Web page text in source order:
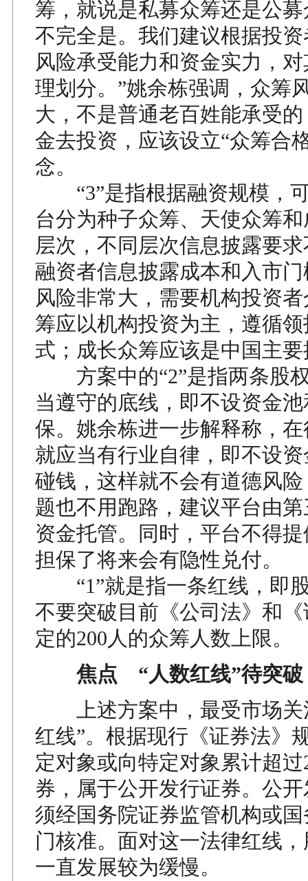
筹，就说是私募众筹还是公
不完全是。我们建议根据投
风险承受能力和资金实力，
理划分。”姚余栋强调，众筹
大，不是普通老百姓能承受
金去投资，应该设立“众筹合
念。
“3”是指根据融资规模，
台分为种子众筹、天使众筹
层次，不同层次信息披露要
融资者信息披露成本和入市
风险非常大，需要机构投资
筹应以机构投资为主，遵循
式；成长众筹应该是中国主
方案中的“2”是指两条股
当遵守的底线，即不设资金
保。姚余栋进一步解释称，
就应当有行业自律，即不设
碰钱，这样就不会有道德风
题也不用跑路，建议平台由
资金托管。同时，平台不得
担保了将来会有隐性兑付。
“1”就是指一条红线，即
不要突破目前《公司法》和
定的200人的众筹人数上限。
焦点 “人数红线”待突破
上述方案中，最受市场关
红线”。根据现行《证券法》
定对象或向特定对象累计超过
券，属于公开发行证券。公
须经国务院证券监管机构或
门核准。面对这一法律红线
一直发展较为缓慢。